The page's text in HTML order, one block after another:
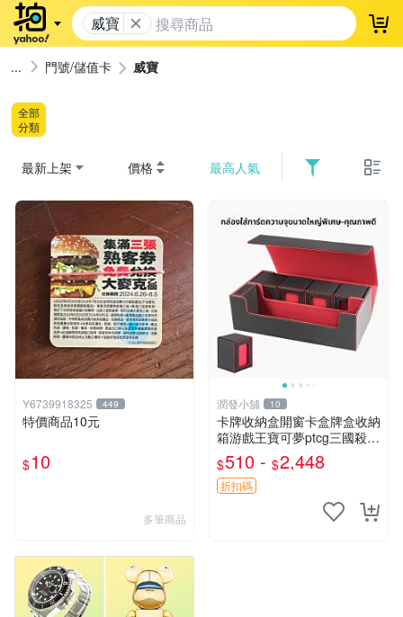
威寶 登
門號/儲值卡 威寶
全部
分類
最新上架 價格 最高人氣
Y6739918325 449
特價商品10元
$10
多筆商品
潤發小舖 10
卡牌收納盒開窗卡盒牌盒收納
箱游戲王寶可夢ptcg三國殺海
賊王dtcg
$510 - $2,448
折扣碼